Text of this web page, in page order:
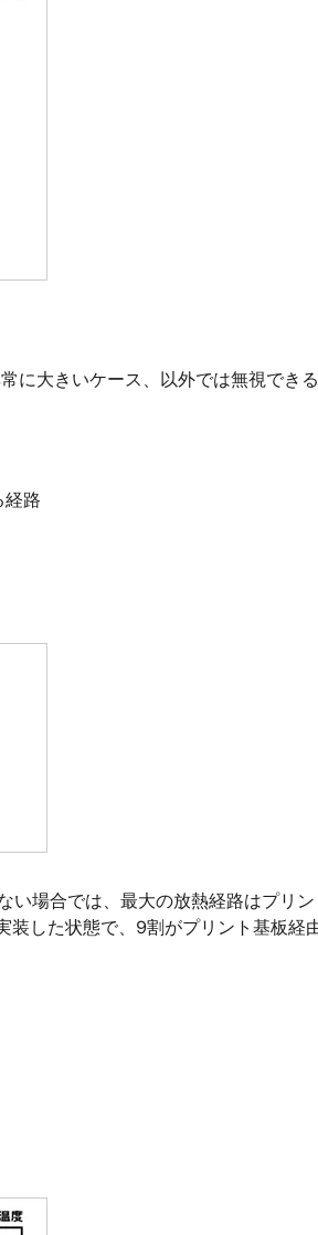
大きいケース、以外では無視でき
経路
場合では、最大の放熱経路はプリ
した状態で、9割がプリント基板経